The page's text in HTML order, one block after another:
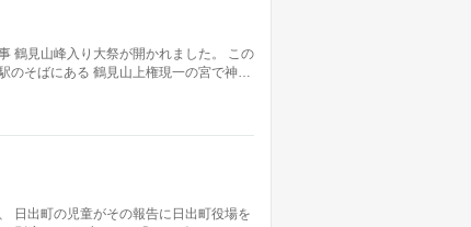
鶴見山峰入り大祭が開かれました。 この
のそばにある 鶴見山上権現一の宮で神…
日出町の児童がその報告に日出町役場を